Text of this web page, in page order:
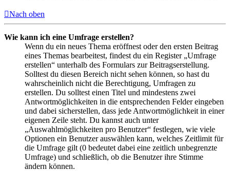
Nach oben
Wie kann ich eine Umfrage erstellen?
Wenn du ein neues Thema eröffnest oder den ersten Beitrag
eines Themas bearbeitest, findest du ein Register „Umfrage
erstellen“ unterhalb des Formulars zur Beitragserstellung.
Solltest du diesen Bereich nicht sehen können, so hast du
wahrscheinlich nicht die Berechtigung, Umfragen zu
erstellen. Du solltest einen Titel und mindestens zwei
Antwortmöglichkeiten in die entsprechenden Felder eingeben
und dabei sicherstellen, dass jede Antwortmöglichkeit in einer
eigenen Zeile steht. Du kannst auch unter
„Auswahlmöglichkeiten pro Benutzer“ festlegen, wie viele
Optionen ein Benutzer auswählen kann, welches Zeitlimit für
die Umfrage gilt (0 bedeutet dabei eine zeitlich unbegrenzte
Umfrage) und schließlich, ob die Benutzer ihre Stimme
ändern können.